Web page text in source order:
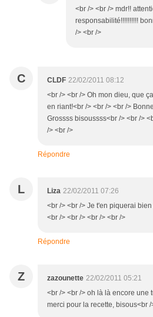
<br /> <br /> mdr!!
responsabilité!!!!!!!!!!
/> <br />
C CLDF 22/02/2011 08:12
<br /> <br /> Oh mon dieu, que
en riant!<br /> <br /> <br />
Grossss bisoussss<br /> <br />
/> <br />
Répondre
L Liza 22/02/2011 07:26
<br /> <br /> Je t'en piquerai
<br /> <br /> <br /> <br />
Répondre
Z zazounette 22/02/2011 05:21
<br /> <br /> oh là là encore une
merci pour la recette, bisous<br /